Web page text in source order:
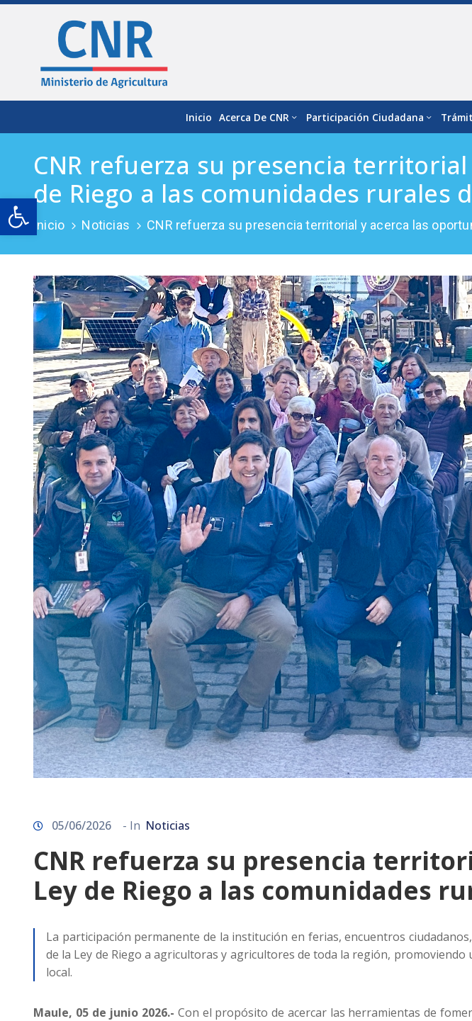
Open toolbar
Inicio Acerca De CNR Participación Ciudadana
CNR refuerza su presencia
de Riego a las comunidades rurales
Inicio Noticias CNR refuerza su presencia territorial y acerca las
05/06/2026 - In Noticias
CNR refuerza su presencia
Ley de Riego a las comunidades
La participación permanente de la institución en ferias, encuentros
de la Ley de Riego a agricultoras y agricultores de toda la región,
local.
Maule, 05 de junio 2026.- Con el propósito de acercar las herramientas de